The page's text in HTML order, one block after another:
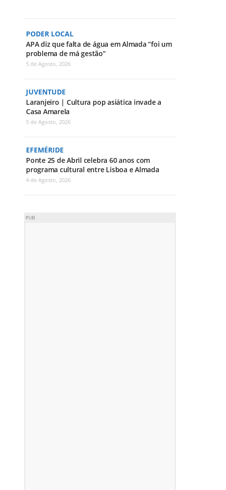
PODER LOCAL
APA diz que falta de água em Almada “foi um
problema de má gestão”
5 de Agosto, 2026
JUVENTUDE
Laranjeiro | Cultura pop asiática invade a
Casa Amarela
5 de Agosto, 2026
EFEMÉRIDE
Ponte 25 de Abril celebra 60 anos com
programa cultural entre Lisboa e Almada
4 de Agosto, 2026
PUB